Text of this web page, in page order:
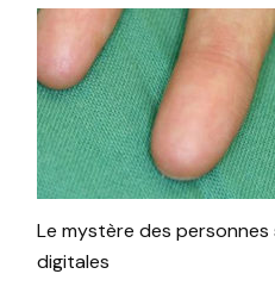
Le mystère des
digitales